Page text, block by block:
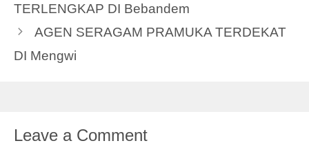
TERLENGKAP DI Bebandem
AGEN SERAGAM PRAMUKA TERDEKAT
DI Mengwi
Leave a Comment